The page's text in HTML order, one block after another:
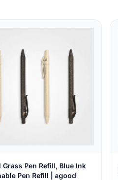
Grass Pen Refill, Blue Ink
Pen Refill | agood